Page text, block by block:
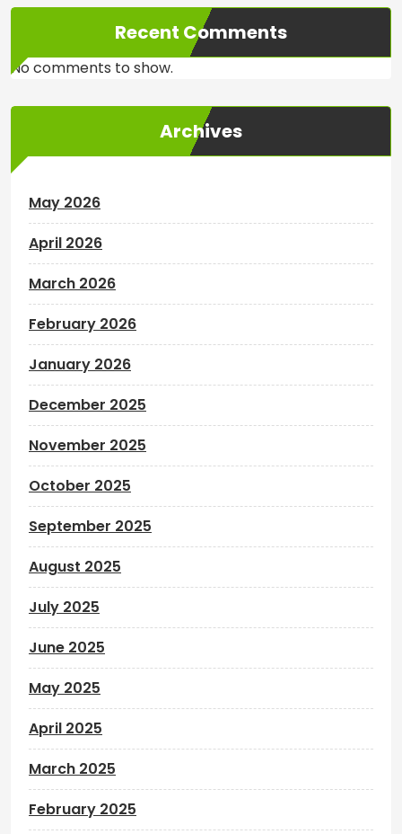
Recent Comments
No comments to show.
Archives
May 2026
April 2026
March 2026
February 2026
January 2026
December 2025
November 2025
October 2025
September 2025
August 2025
July 2025
June 2025
May 2025
April 2025
March 2025
February 2025